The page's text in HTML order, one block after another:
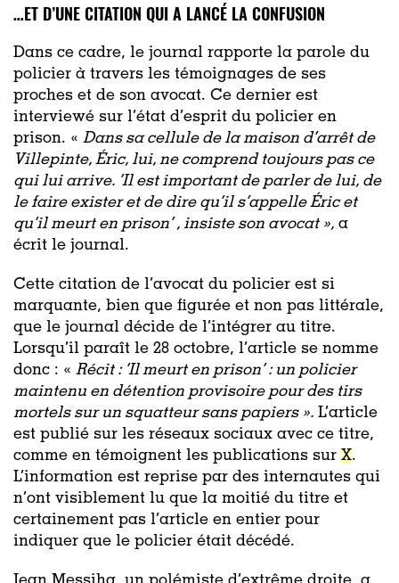
…ET D’UNE CITATION QUI A LANCÉ LA CONFUSION
Dans ce cadre, le journal rapporte la parole du
policier à travers les témoignages de ses
proches et de son avocat. Ce dernier est
interviewé sur l’état d’esprit du policier en
prison. « Dans sa cellule de la maison d’arrêt de
Villepinte, Éric, lui, ne comprend toujours pas ce
qui lui arrive. ‘Il est important de parler de lui, de
le faire exister et de dire qu’il s’appelle Éric et
qu’il meurt en prison’ , insiste son avocat », a
écrit le journal.
Cette citation de l’avocat du policier est si
marquante, bien que figurée et non pas littérale,
que le journal décide de l’intégrer au titre.
Lorsqu’il paraît le 28 octobre, l’article se nomme
donc : « Récit : ‘Il meurt en prison’ : un policier
maintenu en détention provisoire pour des tirs
mortels sur un squatteur sans papiers ». L’article
est publié sur les réseaux sociaux avec ce titre,
comme en témoignent les publications sur X.
L’information est reprise par des internautes qui
n’ont visiblement lu que la moitié du titre et
certainement pas l’article en entier pour
indiquer que le policier était décédé.